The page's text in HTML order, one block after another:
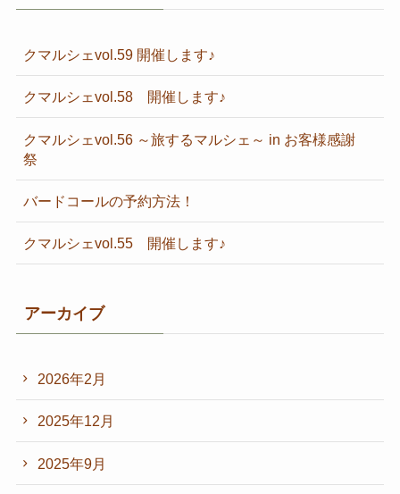
クマルシェvol.59 開催します♪
クマルシェvol.58 開催します♪
クマルシェvol.56 ～旅するマルシェ～ in お客様感謝
祭
バードコールの予約方法！
クマルシェvol.55 開催します♪
アーカイブ
2026年2月
2025年12月
2025年9月